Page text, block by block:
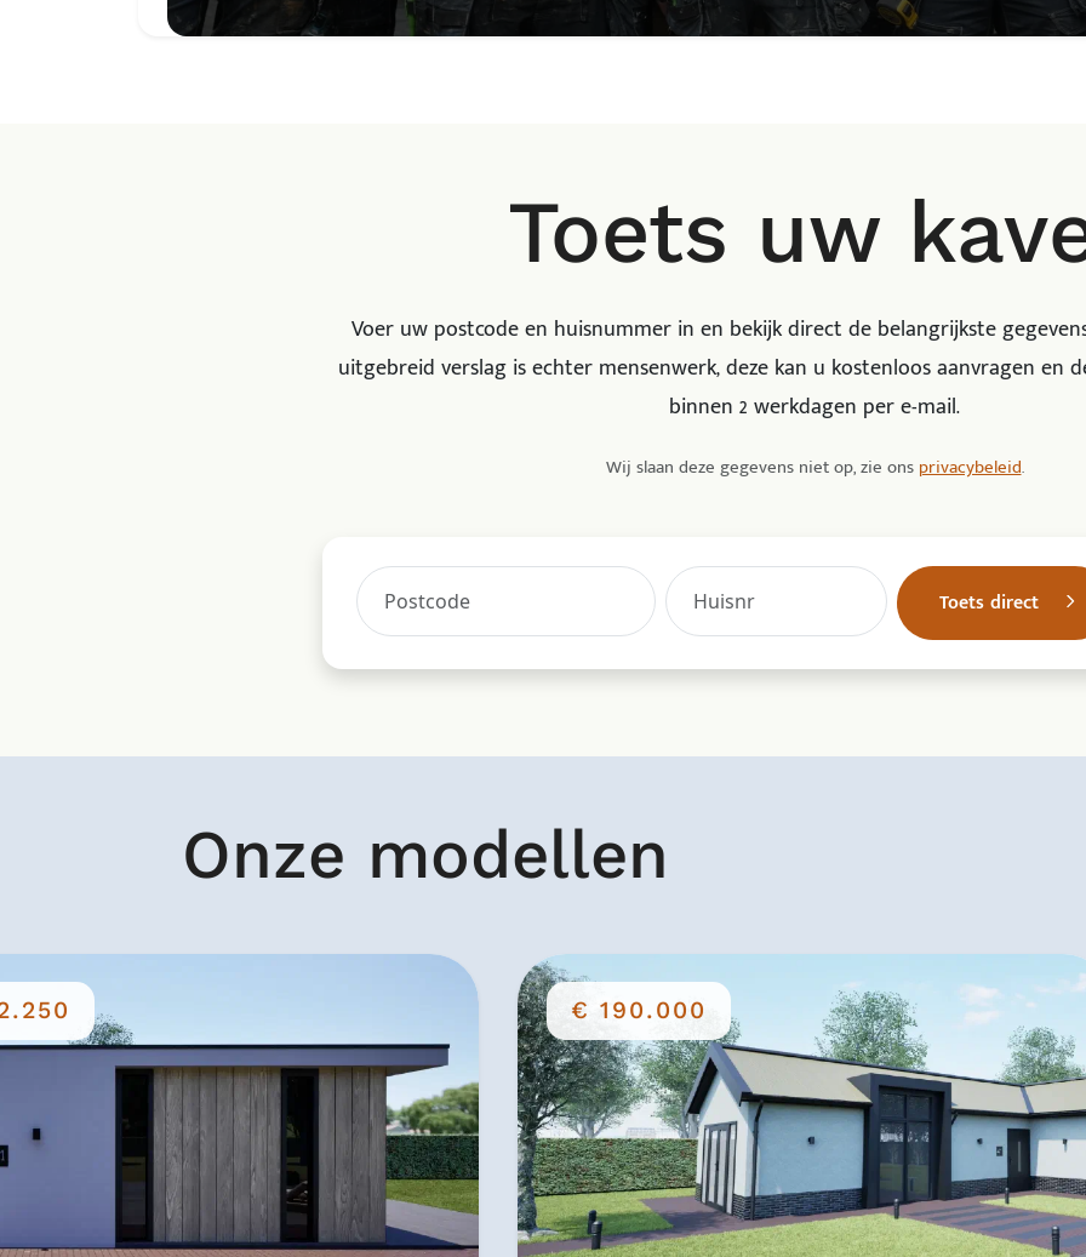
Toets uw
Voer uw postcode en huisnummer in en bekijk direct de belangrijkste
uitgebreid verslag is echter mensenwerk, deze kan u kostenloos aanvragen en
binnen 2 werkdagen per e-mail.
Wij slaan deze gegevens niet op, zie ons privacybeleid.
Toets direct
Onze modellen
€ 190.000